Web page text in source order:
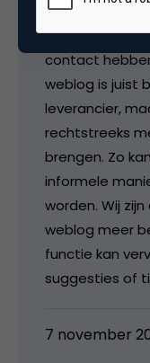
hebben. In
hebben wij een
contact
weblog is juist
leverancier,
rechtstreeks
brengen. Zo
informele
worden. Wij
weblog meer
functie kan
suggesties of
7 november